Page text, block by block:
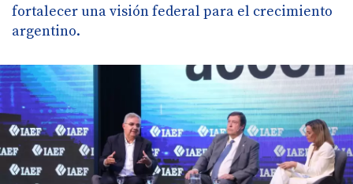
fortalecer una visión federal para el crecimiento
argentino.